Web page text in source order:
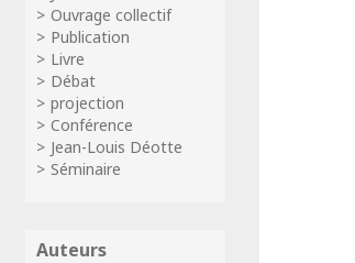
Ouvrage collectif
Publication
Livre
Débat
projection
Conférence
Jean-Louis Déotte
Séminaire
Auteurs